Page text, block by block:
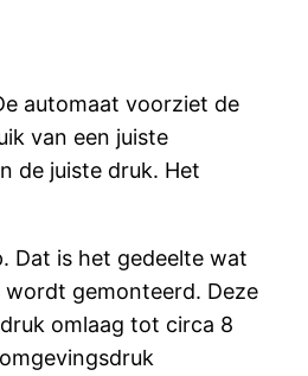
automaat voorziet de
van een juiste
de juiste druk. Het
Dat is het gedeelte wat
wordt gemonteerd. Deze
omlaag tot circa 8